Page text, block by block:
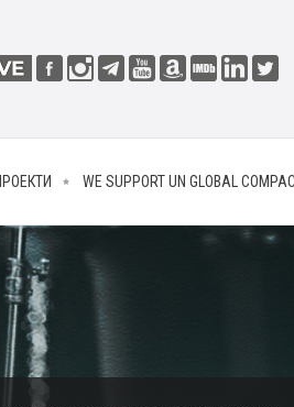
WE SUPPORT UN GLOBAL